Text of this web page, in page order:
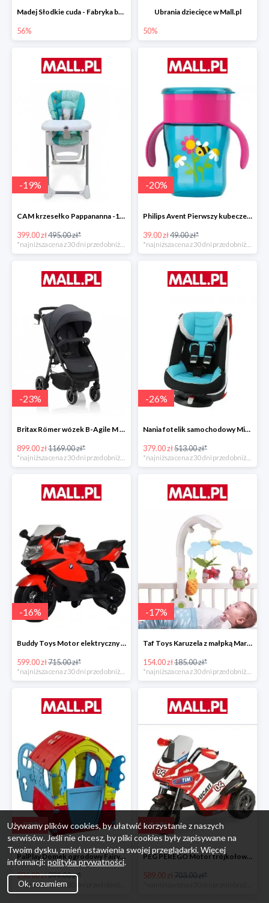
Madej Słodkie cuda - Fabryka babeczek
56%
Ubrania dziecięce w Mall.pl
50%
-19%
CAM krzesełko Pappananna -19%
399.00 zł495.00 zł*
*najniższa cena z 30 dni przed obniżką
-20%
Philips Avent Pierwszy kubeczek 260 ml -20%
39.00 zł49.00 zł*
*najniższa cena z 30 dni przed obniżką
-23%
Britax Römer wózek B-Agile M Black Shadow 2020 -23%
899.00 zł1169.00 zł*
*najniższa cena z 30 dni przed obniżką
-26%
Nania fotelik samochodowy Migo Saturn Premium Sky -26%
379.00 zł513.00 zł*
*najniższa cena z 30 dni przed obniżką
-16%
Buddy Toys Motor elektryczny BMW K1300 BEC 6011 -16%
599.00 zł715.00 zł*
-17%
Taf Toys Karuzela z małpką Marco -16%
154.00 zł185.00 zł*
-28%
PalPlay Domek ogrodowy Fairy House -28%
286.00 zł399.00 zł*
-16%
PEG PEREGO Motor trójkołowy Ducati Desmosedici -16%
589.00 zł703.00 zł*
Używamy plików cookies, by ułatwić korzystanie z naszych
serwisów. Jeśli nie chcesz, by pliki cookies były zapisywane na
Twoim dysku, zmień ustawienia swojej przeglądarki. Więcej
informacji:polityka prywatności.
Ok, rozumiem